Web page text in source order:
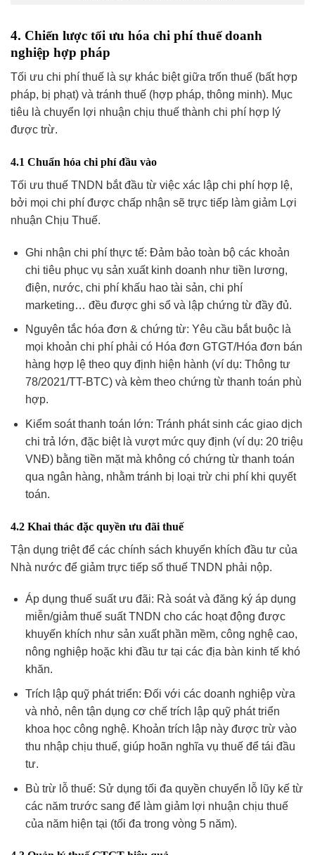
4. Chiến lược tối ưu hóa chi phí thuế doanh
nghiệp hợp pháp
Tối ưu chi phí thuế là sự khác biệt giữa trốn thuế (bất hợp
pháp, bị phạt) và tránh thuế (hợp pháp, thông minh). Mục
tiêu là chuyển lợi nhuận chịu thuế thành chi phí hợp lý
được trừ.
4.1 Chuẩn hóa chi phí đầu vào
Tối ưu thuế TNDN bắt đầu từ việc xác lập chi phí hợp lệ,
bởi mọi chi phí được chấp nhận sẽ trực tiếp làm giảm Lợi
nhuận Chịu Thuế.
Ghi nhận chi phí thực tế: Đảm bảo toàn bộ các khoản
chi tiêu phục vụ sản xuất kinh doanh như tiền lương,
điện, nước, chi phí khấu hao tài sản, chi phí
marketing… đều được ghi sổ và lập chứng từ đầy đủ.
Nguyên tắc hóa đơn & chứng từ: Yêu cầu bắt buộc là
mọi khoản chi phí phải có Hóa đơn GTGT/Hóa đơn bán
hàng hợp lệ theo quy định hiện hành (ví dụ: Thông tư
78/2021/TT-BTC) và kèm theo chứng từ thanh toán phù
hợp.
Kiểm soát thanh toán lớn: Tránh phát sinh các giao dịch
chi trả lớn, đặc biệt là vượt mức quy định (ví dụ: 20 triệu
VNĐ) bằng tiền mặt mà không có chứng từ thanh toán
qua ngân hàng, nhằm tránh bị loại trừ chi phí khi quyết
toán.
4.2 Khai thác đặc quyền ưu đãi thuế
Tận dụng triệt để các chính sách khuyến khích đầu tư của
Nhà nước để giảm trực tiếp số thuế TNDN phải nộp.
Áp dụng thuế suất ưu đãi: Rà soát và đăng ký áp dụng
miễn/giảm thuế suất TNDN cho các hoạt động được
khuyến khích như sản xuất phần mềm, công nghệ cao,
nông nghiệp hoặc khi đầu tư tại các địa bàn kinh tế khó
khăn.
Trích lập quỹ phát triển: Đối với các doanh nghiệp vừa
và nhỏ, nên tận dụng cơ chế trích lập quỹ phát triển
khoa học công nghệ. Khoản trích lập này được trừ vào
thu nhập chịu thuế, giúp hoãn nghĩa vụ thuế để tái đầu
tư.
Bù trừ lỗ thuế: Sử dụng tối đa quyền chuyển lỗ lũy kế từ
các năm trước sang để làm giảm lợi nhuận chịu thuế
của năm hiện tại (tối đa trong vòng 5 năm).